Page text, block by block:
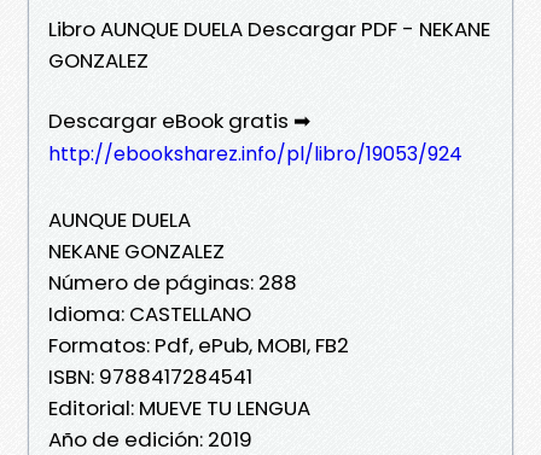
Libro AUNQUE DUELA Descargar PDF - NEKANE
GONZALEZ
Descargar eBook gratis ➡
http://ebooksharez.info/pl/libro/19053/924
AUNQUE DUELA
NEKANE GONZALEZ
Número de páginas: 288
Idioma: CASTELLANO
Formatos: Pdf, ePub, MOBI, FB2
ISBN: 9788417284541
Editorial: MUEVE TU LENGUA
Año de edición: 2019